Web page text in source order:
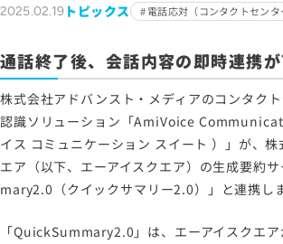
サイトマップ
サイトのご利用について
ソーシャルメディアポリシー
プライバシーポリシー
情報セキュリティポリシー
2025.02.19 トピックス 電話応対（コンタクトセンタ
通話終了後、会話内容の即時連携
株式会社アドバンスト・メディアのコンタク
認識ソリューション「AmiVoice
イス コミュニケーション スイート ）」が、株
エア（以下、エーアイスクエア）の生成要約
mary2.0（クイックサマリー2.0）」と連携し
「QuickSummary2.0」は、エーアイスクエ